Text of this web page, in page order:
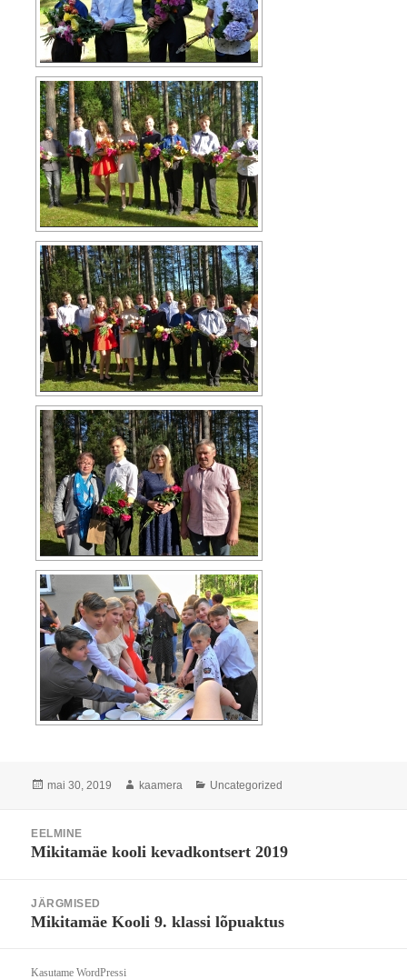
Postitatud
mai 30, 2019 Autor
kaamera Rubriigid
Uncategorized
EELMINE
Eelmine
Mikitamäe kooli kevadkontsert 2019
JÄRGMISED
Järgmine
Mikitamäe Kooli 9. klassi lõpuaktus
Kasutame WordPressi